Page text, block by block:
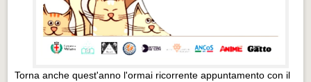
Torna anche quest'anno l'ormai ricorrente appuntamento con il